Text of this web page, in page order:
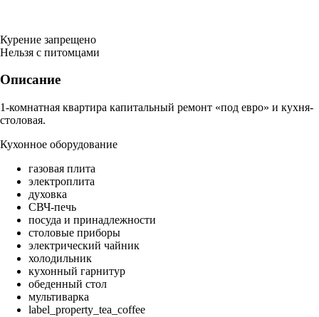
Курение запрещено
Нельзя с питомцами
Описание
1-комнатная квартира капитальный ремонт «под евро» и кухня-
столовая.
Кухонное оборудование
газовая плита
электроплита
духовка
СВЧ-печь
посуда и принадлежности
столовые приборы
электрический чайник
холодильник
кухонный гарнитур
обеденный стол
мультиварка
label_property_tea_coffee